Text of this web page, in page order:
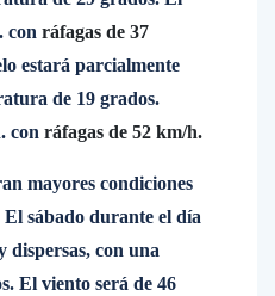
con ráfagas de 37
estará parcialmente
de 19 grados.
con ráfagas de 52 km/h.
mayores condiciones
El sábado durante el día
dispersas, con una
El viento será de 46